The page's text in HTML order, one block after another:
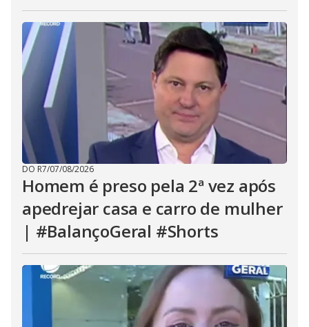
DO R7/07/08/2026
Homem é preso pela 2ª vez após
apedrejar casa e carro de mulher
| #BalançoGeral #Shorts